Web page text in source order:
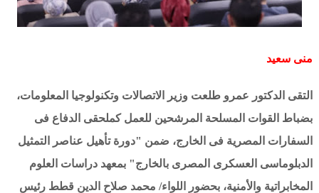
منى سعيد
التقى الدكتور عمرو طلعت وزير الاتصالات وتكنولوجيا المعلومات،
بضباط القوات المسلحة المرشحين للعمل كملحقى الدفاع فى
السفارات المصرية فى الخارج، ضمن "دورة تأهيل عناصر التمثيل
الدبلوماسى العسكرى المصرى بالخارج" بمعهد دراسات العلوم
المخابراتية والأمنية، بحضور اللواء/ محمد صلاح الدين قطط رئيس